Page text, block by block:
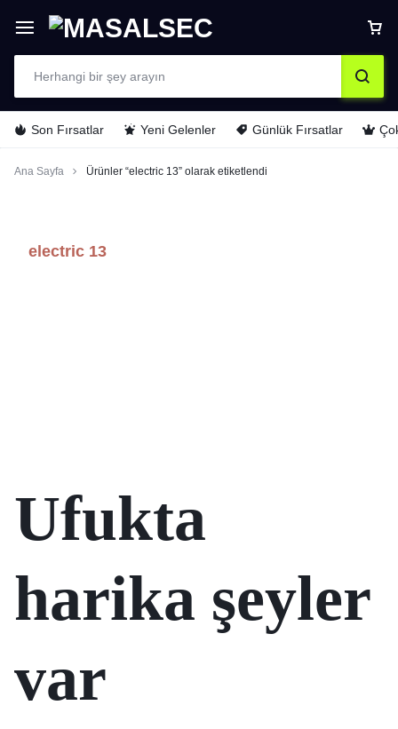
Son Fırsatlar Yeni Gelenler Günlük Fırsatlar
Ana Sayfa Ürünler “electric 13” olarak etiketlendi
electric 13
Ufukta
harika şeyler
var